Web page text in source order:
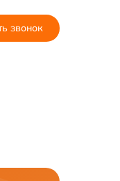
звонок